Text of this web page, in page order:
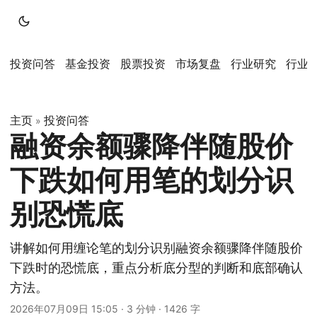
投资问答 基金投资 股票投资 市场复盘 行业研究 行业
主页 » 投资问答
融资余额骤降伴随股价
下跌如何用笔的划分识
别恐慌底
讲解如何用缠论笔的划分识别融资余额骤降伴随股价
下跌时的恐慌底，重点分析底分型的判断和底部确认
方法。
2026年07月09日 15:05 · 3 分钟 · 1426 字